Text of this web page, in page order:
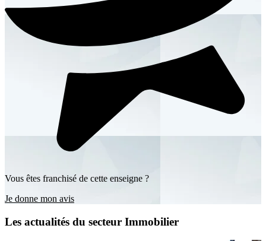
Vous êtes franchisé de cette enseigne ?
Je donne mon avis
Les actualités du secteur Immobilier